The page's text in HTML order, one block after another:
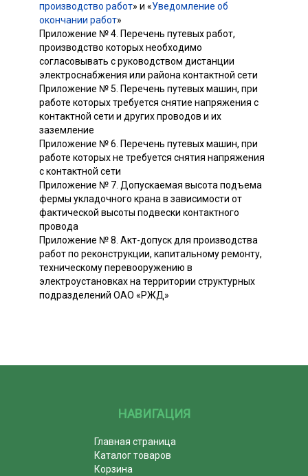
производство работ» и «Уведомление об
окончании работ»
Приложение № 4. Перечень путевых работ,
производство которых необходимо
согласовывать с руководством дистанции
электроснабжения или района контактной сети
Приложение № 5. Перечень путевых машин, при
работе которых требуется снятие напряжения с
контактной сети и других проводов и их
заземление
Приложение № 6. Перечень путевых машин, при
работе которых не требуется снятия напряжения
с контактной сети
Приложение № 7. Допускаемая высота подъема
фермы укладочного крана в зависимости от
фактической высоты подвески контактного
провода
Приложение № 8. Акт-допуск для производства
работ по реконструкции, капитальному ремонту,
техническому перевооружению в
электроустановках на территории структурных
подразделений ОАО «РЖД»
НАВИГАЦИЯ
Главная страница
Каталог товаров
Корзина